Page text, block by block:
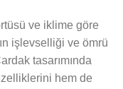
ve iklime göre
işlevselliği ve ömrü
tasarımında
hem de